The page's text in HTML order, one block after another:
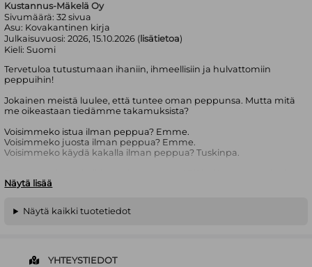
Kustannus-Mäkelä Oy
Sivumäärä:32 sivua
Asu: Kovakantinen kirja
Julkaisuvuosi:2026, 15.10.2026 ( lisätietoa)
Kieli:Suomi
Tervetuloa tutustumaan ihaniin, ihmeellisiin ja hulvattomiin
peppuihin!
Jokainen meistä luulee, että tuntee oman peppunsa. Mutta mitä
me oikeastaan tiedämme takamuksista?
Voisimmeko istua ilman peppua? Emme.
Voisimmeko juosta ilman peppua? Emme.
Voisimmeko käydä kakalla ilman peppua? Tuskinpa.
ja sama pätee pyllyihinkin. Jotkut niistä ovat kirjavia, jotkut
kaiken, minkä päälle istahtavat! Entä onko hyönteisillä pyllyä
ollenkaan?
mahtavia! Tämä riemukas kirja yhdistää hersyvän huumorin ja
Näytä lisää
Näytä kaikki tuotetiedot
YHTEYSTIEDOT